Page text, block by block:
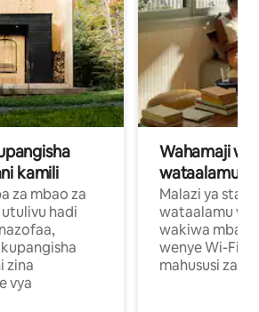
kamili
za mbao za
hadi
zina
vya
Wahamaji
wataalamu
Malazi ya
wataalamu
wakiwa mbali
wenye Wi-Fi
mahususi za